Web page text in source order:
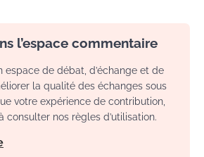
l’espace commentaire
espace de débat, d’échange et de
la qualité des échanges sous
votre expérience de contribution,
consulter nos règles d’utilisation.